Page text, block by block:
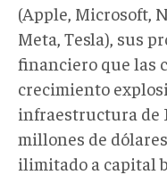
(Apple, Microsoft,
Meta, Tesla), sus
financiero que las
crecimiento
infraestructura de
millones de
ilimitado a capital